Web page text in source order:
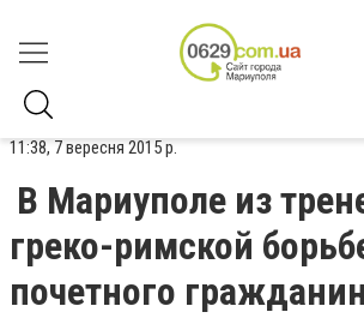
11:38, 7 вересня 2015 р.
В Мариуполе из
греко-римской
почетного